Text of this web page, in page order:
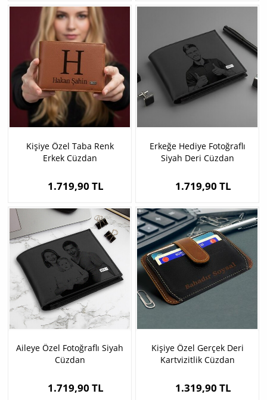
Kişiye Özel Taba Renk
Erkek Cüzdan
1.719,90 TL
Erkeğe Hediye Fotoğraflı
Siyah Deri Cüzdan
1.719,90 TL
Aileye Özel Fotoğraflı Siyah
Cüzdan
1.719,90 TL
Kişiye Özel Gerçek Deri
Kartvizitlik Cüzdan
1.319,90 TL